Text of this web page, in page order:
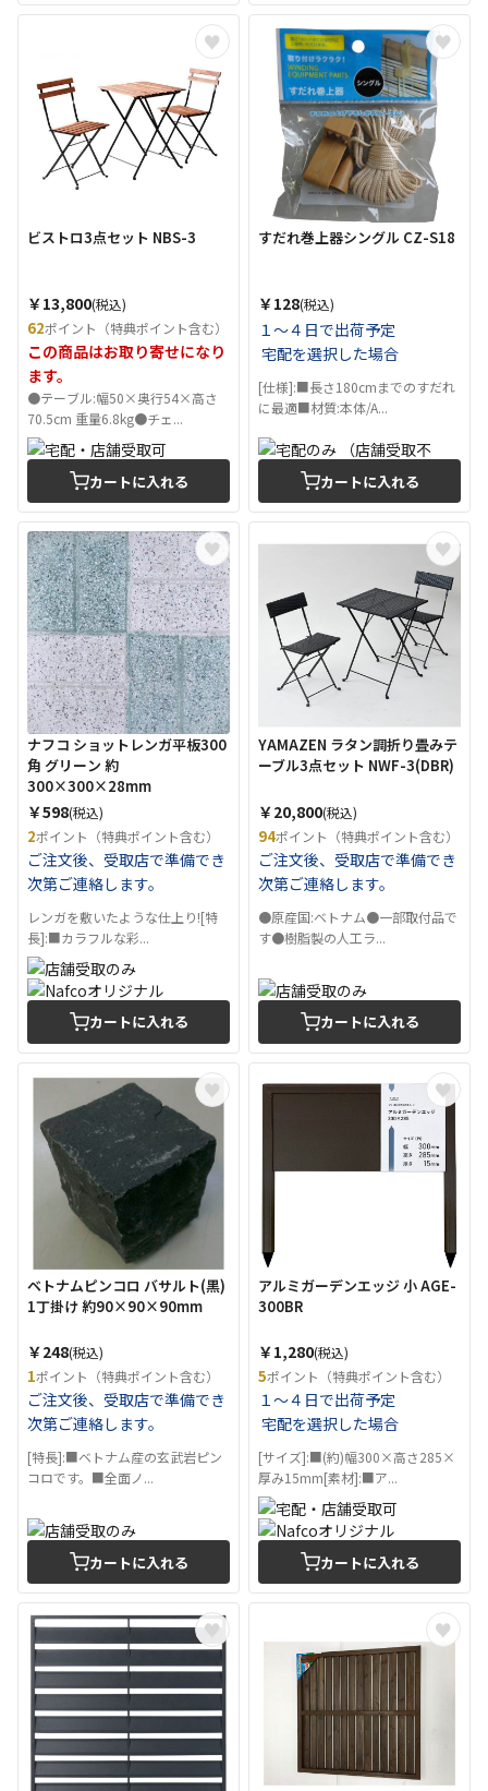
ビストロ3点セット NBS-3
￥13,800(税込)
62ポイント（特典ポイント含む）
この商品はお取り寄せになり
ます。
●テーブル:幅50×奥行54×高さ
70.5cm 重量6.8kg●チェ...
カートに入れる
すだれ巻上器シングル CZ-S18
￥128(税込)
１～４日で出荷予定
宅配を選択した場合
[仕様]:■長さ180cmまでのすだれ
に最適■材質:本体/A...
カートに入れる
ナフコ ショットレンガ平板300
角 グリーン 約
300×300×28mm
￥598(税込)
2ポイント（特典ポイント含む）
ご注文後、受取店で準備でき
次第ご連絡します。
レンガを敷いたような仕上り![特
長]:■カラフルな彩...
カートに入れる
YAMAZEN ラタン調折り畳みテ
ーブル3点セット NWF-3(DBR)
￥20,800(税込)
94ポイント（特典ポイント含む）
ご注文後、受取店で準備でき
次第ご連絡します。
●原産国:ベトナム●一部取付品で
す●樹脂製の人工ラ...
カートに入れる
ベトナムピンコロ バサルト(黒)
1丁掛け 約90×90×90mm
￥248(税込)
1ポイント（特典ポイント含む）
ご注文後、受取店で準備でき
次第ご連絡します。
[特長]:■ベトナム産の玄武岩ピン
コロです。■全面ノ...
カートに入れる
アルミガーデンエッジ 小 AGE-
300BR
￥1,280(税込)
5ポイント（特典ポイント含む）
１～４日で出荷予定
宅配を選択した場合
[サイズ]:■(約)幅300×高さ285×
厚み15mm[素材]:■ア...
カートに入れる